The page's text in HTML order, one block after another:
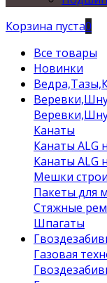
Корзина пуста0
Все товары
Новинки
Канаты
Канаты ALG
Канаты ALG
Мешки
Пакеты для
Стяжные
Шпагаты
Газовая